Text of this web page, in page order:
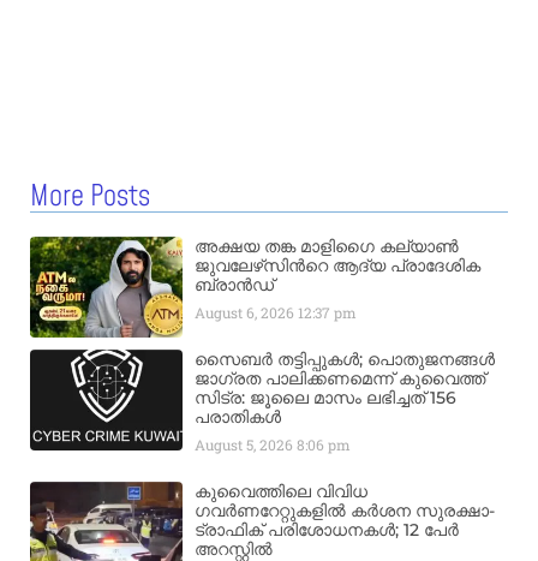
More Posts
അക്ഷയ തങ്ക മാളിഗൈ കല്യാണ്‍
ജുവലേഴ്‌സിന്‍റെ ആദ്യ പ്രാദേശിക
ബ്രാന്‍ഡ്
August 6, 2026 12:37 pm
സൈബർ തട്ടിപ്പുകൾ; പൊതുജനങ്ങൾ
ജാഗ്രത പാലിക്കണമെന്ന് കുവൈത്ത്
സിട്ര: ജൂലൈ മാസം ലഭിച്ചത് 156
പരാതികൾ
August 5, 20268:06 pm
കുവൈത്തിലെ വിവിധ
ഗവർണറേറ്റുകളിൽ കർശന സുരക്ഷാ-
ട്രാഫിക് പരിശോധനകൾ; 12 പേർ
അറസ്റ്റിൽ